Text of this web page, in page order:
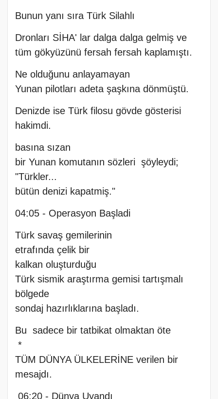
Bunun yanı sıra Türk Silahlı
Dronları SİHA' lar dalga dalga gelmiş ve
tüm gökyüzünü fersah fersah kaplamıştı.
Ne olduğunu anlayamayan
Yunan pilotları adeta şaşkına dönmüştü.
Denizde ise Türk filosu gövde gösterisi
hakimdi.
basına sızan
bir Yunan komutanın sözleri şöyleydi;
"Türkler...
bütün denizi kapatmiş."
04:05 - Operasyon Başladi
Türk savaş gemilerinin
etrafında çelik bir
kalkan oluşturduğu
Türk sismik araştırma gemisi tartışmalı
bölgede
sondaj hazırlıklarına başladı.
Bu sadece bir tatbikat olmaktan öte
*
TÜM DÜNYA ÜLKELERİNE verilen bir
mesajdı.
06:20 - Dünya Uyandı